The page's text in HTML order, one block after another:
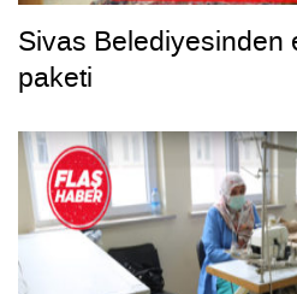
Sivas Belediyesinden
paketi